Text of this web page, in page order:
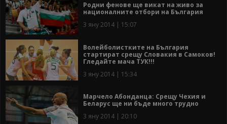
Родни фенове ще викат на живо за
националните отбори на България
3 яну 2014 | 15:07
Волейболистките на България
стартират срещу Словакия в Самоков!
Гледайте мача ТУК!!!
3 яну 2014 | 15:34
Марчело Абонданца: Срещу Чехия и
Беларус ще ни бъде много трудно
3 яну 2014 | 20:10